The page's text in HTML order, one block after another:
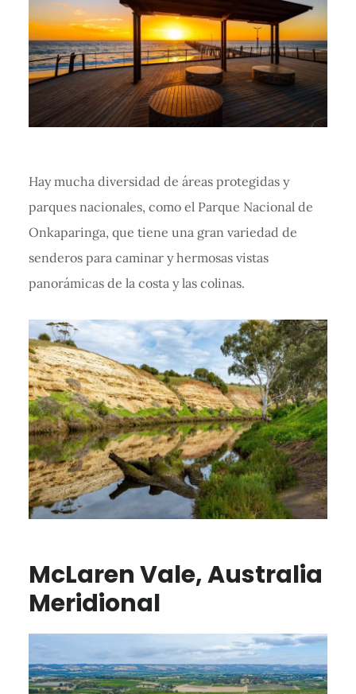
Hay mucha diversidad de áreas protegidas y
parques nacionales, como el Parque Nacional de
Onkaparinga, que tiene una gran variedad de
senderos para caminar y hermosas vistas
panorámicas de la costa y las colinas.
McLaren Vale, Australia
Meridional